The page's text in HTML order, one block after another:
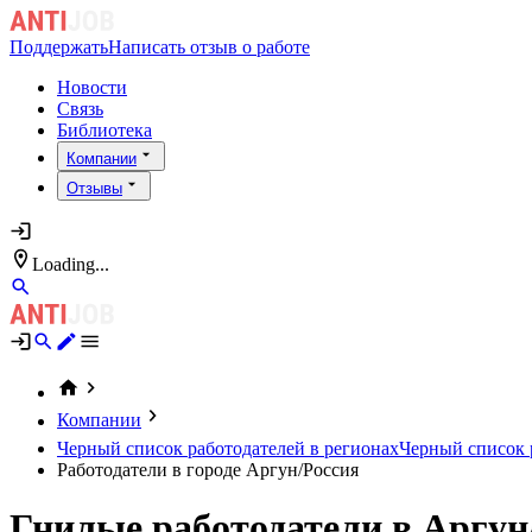
ПоддержатьНаписать отзыв о работе
Новости
Связь
Библиотека
Компании
Отзывы
Loading...
Компании
Черный список работодателей в регионахЧерный список
Работодатели в городе Аргун/Россия